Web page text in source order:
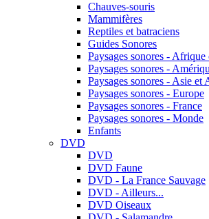
Chauves-souris
Mammifères
Reptiles et batraciens
Guides Sonores
Paysages sonores - Afrique
Paysages sonores -
Paysages sonores - Asie et
Paysages sonores - Europe
Paysages sonores - France
Paysages sonores - Monde
Enfants
DVD
DVD
DVD Faune
DVD - La France Sauvage
DVD - Ailleurs...
DVD Oiseaux